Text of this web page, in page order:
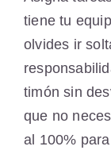
tiene tu
olvides ir
timón sin
que no
al 100%